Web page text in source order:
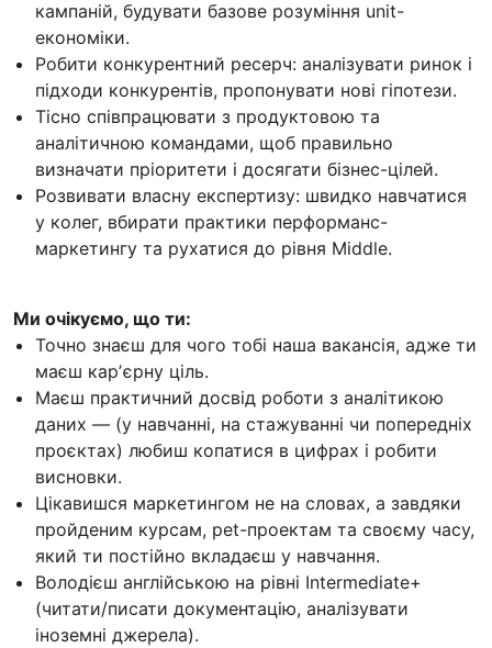
кампаній, будувати базове розуміння unit-
економіки.
Робити конкурентний ресерч: аналізувати ринок і
підходи конкурентів, пропонувати нові гіпотези.
Тісно співпрацювати з продуктовою та
аналітичною командами, щоб правильно
визначати пріоритети і досягати бізнес-цілей.
Розвивати власну експертизу: швидко навчатися
у колег, вбирати практики перформанс-
маркетингу та рухатися до рівня Middle.
Ми очікуємо, що ти:
Точно знаєш для чого тобі наша вакансія, адже ти
маєш карʼєрну ціль.
Маєш практичний досвід роботи з аналітикою
даних — (у навчанні, на стажуванні чи попередніх
проєктах) любиш копатися в цифрах і робити
висновки.
Цікавишся маркетингом не на словах, а завдяки
пройденим курсам, pet-проектам та своєму часу,
який ти постійно вкладаєш у навчання.
Володієш англійською на рівні Intermediate+
(читати/писати документацію, аналізувати
іноземні джерела).